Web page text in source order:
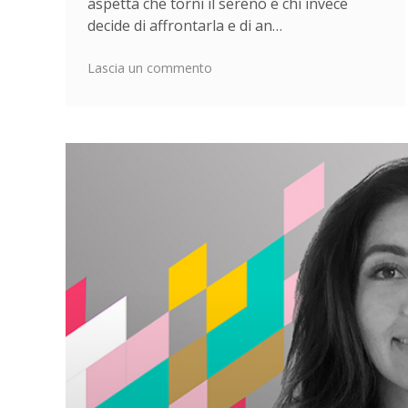
decide di affrontarla e di an…
Lascia un commento
crescita